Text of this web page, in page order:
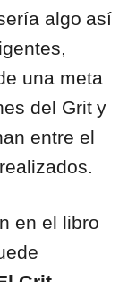
algo así
una meta
del Grit y
entre el
en el libro